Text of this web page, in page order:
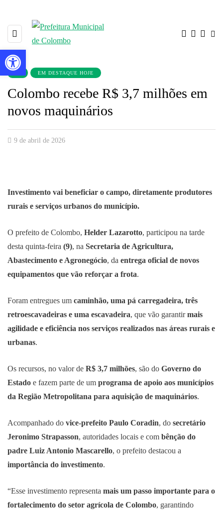
EM DESTAQUE HOJE
Colombo recebe R$ 3,7 milhões em
novos maquinários
9 de abril de 2026
Investimento vai beneficiar o campo, diretamente produtores
rurais e serviços urbanos do município.
O prefeito de Colombo, Helder Lazarotto, participou na tarde
desta quinta-feira (9), na Secretaria de Agricultura,
Abastecimento e Agronegócio, da entrega oficial de novos
equipamentos que vão reforçar a frota.
Foram entregues um caminhão, uma pá carregadeira, três
retroescavadeiras e uma escavadeira, que vão garantirmais
agilidade e eficiência nos serviços realizados nas áreas rurais e
urbanas.
Os recursos, no valor de R$ 3,7 milhões, são do Governo do
Estado e fazem parte de um programa de apoio aos municípios
da Região Metropolitana para aquisição de maquinários.
Acompanhado do vice-prefeito Paulo Coradin, do secretário
Jeronimo Strapasson, autoridades locais e com bênção do
padre Luiz Antonio Mascarello, o prefeito destacou a
importância do investimento.
“Esse investimento representa mais um passo importante para o
fortalecimento do setor agrícola de Colombo, garantindo
Barra de Ferramentas Aberta